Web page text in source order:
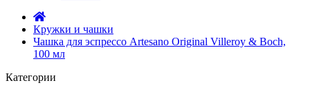
Кружки и чашки
Чашка для эспрессо Artesano Original Villeroy & Boch,
100 мл
Категории